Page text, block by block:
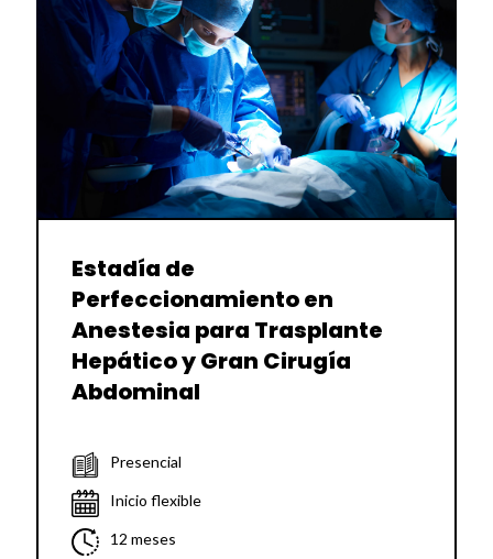
Estadía de
Perfeccionamiento en
Anestesia para Trasplante
Hepático y Gran Cirugía
Abdominal
Presencial
Inicio flexible
12 meses